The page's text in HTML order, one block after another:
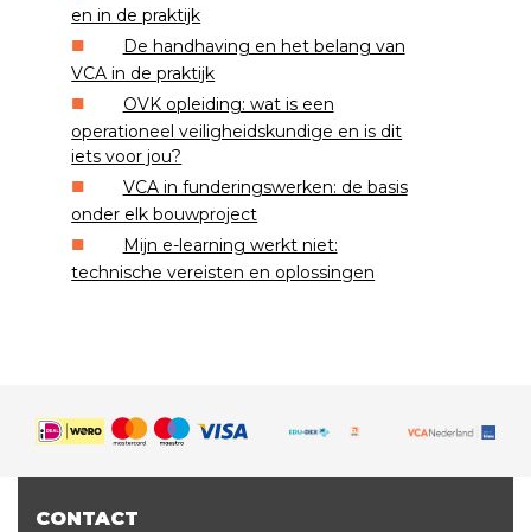
en in de praktijk
De handhaving en het belang van
VCA in de praktijk
OVK opleiding: wat is een
operationeel veiligheidskundige en is dit
iets voor jou?
VCA in funderingswerken: de basis
onder elk bouwproject
Mijn e-learning werkt niet:
technische vereisten en oplossingen
CONTACT